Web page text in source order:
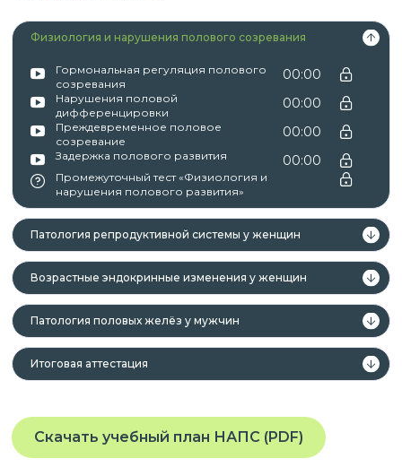
лица, имеющие высшее образование и
аккредитацию по специальности
эндокринология;
лица, получающие высшее образование и
аккредитацию по специальности
эндокринология.
Данная программа учитывает
профессиональные стандарты,
квалификационные требования, указанные в
квалификационных справочниках по должности,
профессии и специальности, или
квалификационному требованию к
профессиональным знаниям и навыкам,
обязанностей.
Физиология и нарушения полового созревания
Гормональная регуляция полового
созревания
00:00
Нарушения половой
дифференцировки
00:00
Преждевременное половое
созревание
00:00
Задержка полового развития 00:00
Промежуточный тест «Физиология и
нарушения полового развития»
Патология репродуктивной системы у женщин
Возрастные эндокринные изменения у женщин
Патология половых желёз у мужчин
Итоговая аттестация
Скачать учебный план НАПС (PDF)